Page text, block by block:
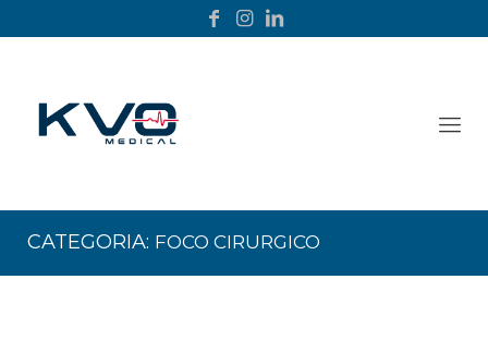
CATEGORIA: FOCO CIRURGICO